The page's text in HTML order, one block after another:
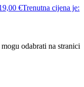
€Trenutna cijena je:
odabrati na stranici